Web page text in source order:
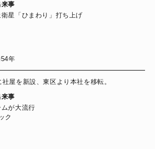
事
星「ひまわり」打ち上げ
年
屋を新設、東区より本社を移転。
事
が大流行
ク